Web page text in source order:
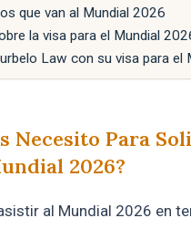
que van al Mundial 2026
la visa para el Mundial
Law con su visa para el
Necesito Para
2026?
al Mundial 2026 en